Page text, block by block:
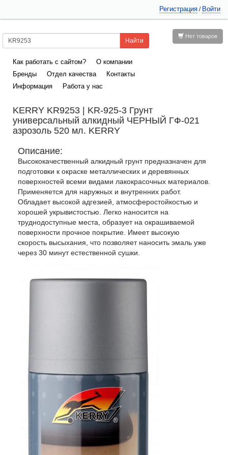
Регистрация / Войти
Нет товаров
Как работать с сайтом?
О компании
Бренды
Отдел качества
Контакты
Информация
Работа у нас
KERRY KR9253 | KR-925-3 Грунт
универсальный алкидный ЧЕРНЫЙ ГФ-021
азрозоль 520 мл. KERRY
Описание:
Высококачественный алкидный грунт предназначен для
подготовки к окраске металлических и деревянных
поверхностей всеми видами лакокрасочных материалов.
Применяется для наружных и внутренних работ.
Обладает высокой адгезией, атмосферостойкостью и
хорошей укрывистостью. Легко наносится на
труднодоступные места, образует на окрашиваемой
поверхности прочное покрытие. Имеет высокую
скорость высыхания, что позволяет наносить эмаль уже
через 30 минут естественной сушки.